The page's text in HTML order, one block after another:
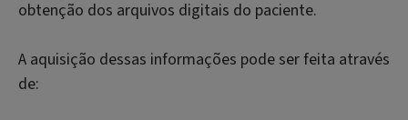
obtenção dos arquivos digitais do paciente.
A aquisição dessas informações pode ser feita através
de: